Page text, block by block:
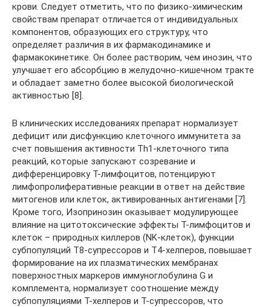
крови. Следует отметить, что по физико-химическим
свойствам препарат отличается от индивидуальных
компонентов, образующих его структуру, что
определяет различия в их фармакодинамике и
фармакокинетике. Он более растворим, чем инозин, что
улучшает его абсорбцию в желудочно-кишечном тракте
и обладает заметно более высокой биологической
активностью [8].
В клинических исследованиях препарат нормализует
дефицит или дисфункцию клеточного иммунитета за
счет повышения активности Th1-клеточного типа
реакций, которые запускают созревание и
дифференцировку Т-лимфоцитов, потенцируют
лимфопролиферативные реакции в ответ на действие
митогенов или клеток, активированных антигенами [7].
Кроме того, Изопринозин оказывает модулирующее
влияние на цитотоксические эффекты Т-лимфоцитов и
клеток – природных киллеров (NK-клеток), функции
субпопуляций Т8-супрессоров и Т4-хелперов, повышает
формирование на их плазматических мембранах
поверхностных маркеров иммуноглобулина G и
комплемента, нормализует соотношение между
субпопуляциями Т-хелперов и Т-супрессоров, что